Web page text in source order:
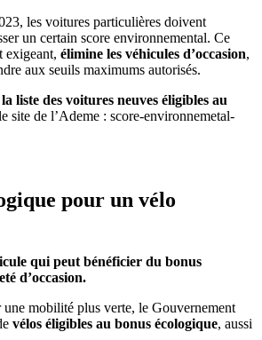
les voitures particulières doivent
un certain score environnemental. Ce
exigeant, élimine les véhicules d’occasion,
aux seuils maximums autorisés.
la liste des voitures neuves éligibles au
site de l’Ademe : score-environnemetal-
pour un vélo
qui peut bénéficier du bonus
d’occasion.
mobilité plus verte, le Gouvernement
vélos éligibles au bonus écologique, aussi